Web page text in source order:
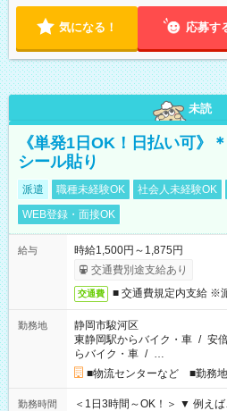
気になる！ 応募す
未読
《単発1日OK！日払い可》
シール貼り
派遣 職種未経験OK 社会人未経験OK
WEB登録・面接OK
給与
時給1,500円～1,875円
交通費別途支給あり
交通費 ■ 交通費規定内支給 ※
勤務地
静岡市駿河区
東静岡駅からバイク・車 / 安
らバイク・車 / …
■物流センターなど ■勤務
勤務時間
＜1日3時間～OK！＞ ▼ 例えば… ▼ 15:00～18:00 15:00～